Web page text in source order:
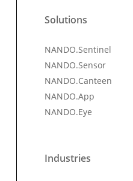
Solutions
NANDO.Sentinel
NANDO.Sensor
NANDO.Canteen
NANDO.App
NANDO.Eye
Industries